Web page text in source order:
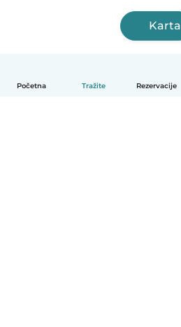
Početna Tražite Rezervacije
Karta